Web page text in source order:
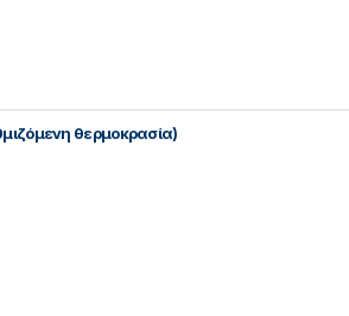
θερμοκρασία)